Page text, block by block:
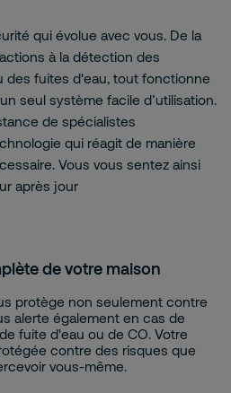
qui évolue avec vous. De la
à la détection des
des fuites d'eau, tout fonctionne
seul système facile d’utilisation.
de spécialistes
qui réagit de manière
Vous vous sentez ainsi
après jour
de votre maison
protège non seulement contre
alerte également en cas de
fuite d'eau ou de CO. Votre
contre des risques que
vous-même.